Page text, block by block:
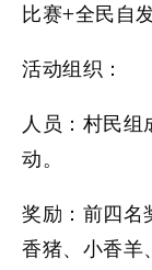
比赛+全民自
活动组织：
人员： 村民组
动。
奖励： 前四名
香猪、小香羊